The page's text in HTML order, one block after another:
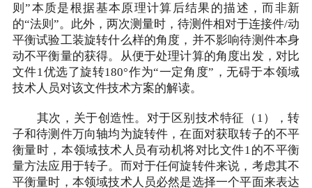
则”本质是根据基本原理计算后结果的描述，而非新
的“法则”。此外，两次测量时，待测件相对于连接件/动
平衡试验工装旋转什么样的角度，并不影响待测件本身
动不平衡量的获得。从便于处理计算的角度出发，对比
文件1优选了旋转180°作为“一定角度”，无碍于本领域
技术人员对该文件技术方案的解读。
其次，关于创造性。对于区别技术特征（1），转
子和待测件万向轴均为旋转件，在面对获取转子的不平
衡量时，本领域技术人员有动机将对比文件1的不平衡
量方法应用于转子。而对于任何旋转件来说，考虑其不
平衡量时，本领域技术人员必然是选择一个平面来表达